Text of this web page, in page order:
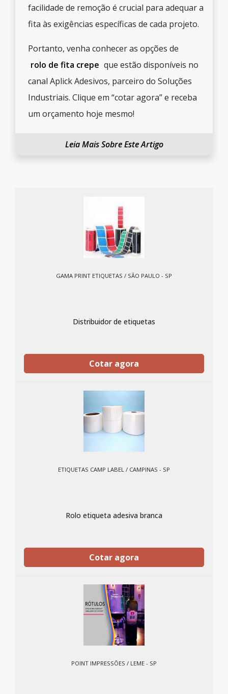
facilidade de remoção é crucial para adequar a
fita às exigências específicas de cada projeto.
Portanto, venha conhecer as opções de
rolo de fita crepe que estão disponíveis no
canal Aplick Adesivos, parceiro do Soluções
Industriais. Clique em “cotar agora” e receba
um orçamento hoje mesmo!
Leia Mais Sobre Este Artigo
GAMA PRINT ETIQUETAS / SÃO PAULO - SP
Distribuidor de etiquetas
Cotar agora
ETIQUETAS CAMP LABEL / CAMPINAS - SP
Rolo etiqueta adesiva branca
Cotar agora
POINT IMPRESSÕES / LEME - SP